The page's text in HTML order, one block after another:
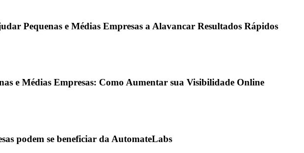
Pequenas e Médias Empresas a Alavancar Resultados Rápidos
e Médias Empresas: Como Aumentar sua Visibilidade Online
podem se beneficiar da AutomateLabs